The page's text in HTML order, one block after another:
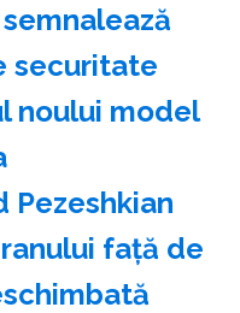
securitate
noului model
Pezeshkian
faţă de